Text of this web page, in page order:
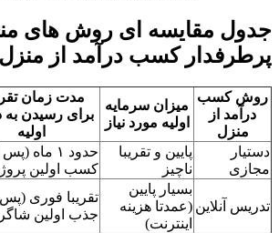
جدول مقایسه ای روش های
پرطرفدار کسب درآمد از منزل
روش کسب
درآمد از
منزل
میزان سرمایه
اولیه مورد نیاز
مدت زمان
برای رسیدن به
اولیه
دستیار
مجازی
پایین و تقریبا
ناچیز
حدود ۱ ماه
کسب اولین
تدریس آنلاین
بسیار پایین
(عمدتا هزینه
اینترنت)
تقریبا فوری (پس
جذب اولین